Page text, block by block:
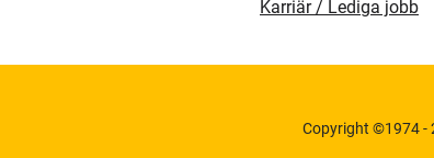
Karriär / Lediga jobb
Copyright ©1974 -